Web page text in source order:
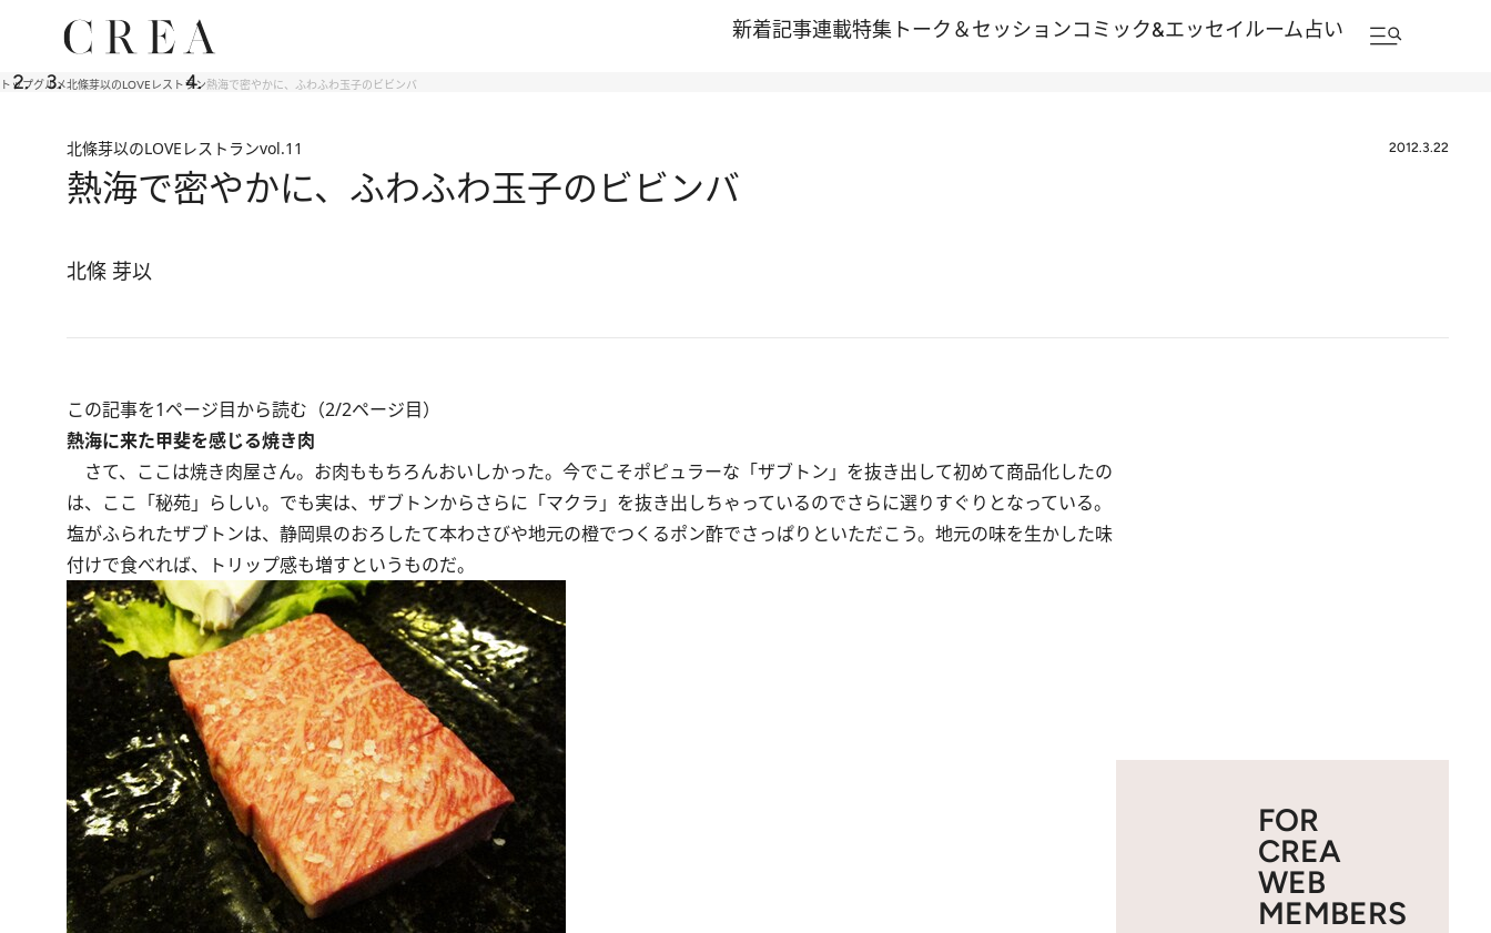
新着記事連載特集 トーク＆セッションコミック&エッセイルーム占い
トップグルメ北條芽以のLOVEレストラン熱海で密やかに、ふわふわ玉子のビビンバ
北條芽以のLOVEレストランvol.11 2012.3.22
熱海で密やかに、ふわふわ玉子のビビンバ
北條 芽以
この記事を1ページ目から読む（2/2ページ目）
熱海に来た甲斐を感じる焼き肉
さて、ここは焼き肉屋さん。お肉ももちろんおいしかった。今でこそポピュラーな「ザブトン」を抜き出して初めて商品化したの
は、ここ「秘苑」らしい。でも実は、ザブトンからさらに「マクラ」を抜き出しちゃっているのでさらに選りすぐりとなっている。
塩がふられたザブトンは、静岡県のおろしたて本わさびや地元の橙でつくるポン酢でさっぱりといただこう。地元の味を生かした味
付けで食べれば、トリップ感も増すというものだ。
FOR
CREA
WEB
MEMBERS